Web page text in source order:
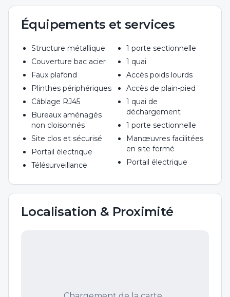
Équipements et services
Structure métallique
Couverture bac acier
Faux plafond
Plinthes périphériques
Câblage RJ45
Bureaux aménagés
non cloisonnés
Site clos et sécurisé
Portail électrique
Télésurveillance
1 porte sectionnelle
1 quai
Accès poids lourds
Accès de plain-pied
1 quai de
déchargement
1 porte sectionnelle
Manœuvres facilitées
en site fermé
Portail électrique
Localisation & Proximité